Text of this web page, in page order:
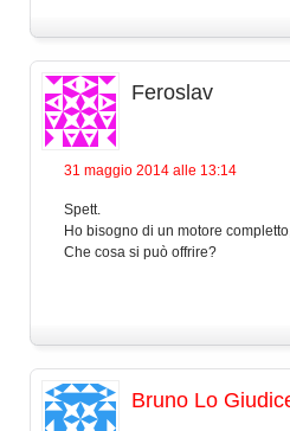
Feroslav
31 maggio 2014 alle 13:14
Spett.
Ho bisogno di un motore
Che cosa si può offrire?
Bruno Lo